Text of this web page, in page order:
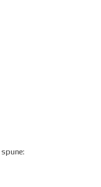
spune: